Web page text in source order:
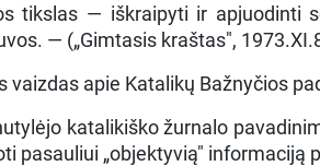
tikslas — iškraipyti ir apjuodinti
— („Gimtasis kraštas",
vaizdas apie Katalikų Bažnyčios
katalikiško žurnalo
pasauliui „objektyvią" informaciją